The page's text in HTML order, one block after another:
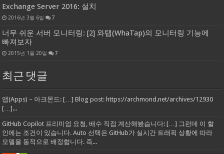
Exchange Server 2016: 설치
2016년 3월 6일 7
너무 쉬운 서버 모니터링: [2] 와탭(WhaTap)의 모니터링 기능에
빠져보자
2015년 1월 20일 7
최근 댓글
앱(Apps) – 아크몬드: […] Blog post: https://archmond.net/archives/12930
[…]...
GitHub Copilot 프리미엄 요청, 배수 직접 계산해봤습니다: […] 그런데 이 할
인에는 조건이 있습니다. Auto 선택은 GitHub가 실시간 트래픽 상황에 따라
모델을 동적으로 배정합니다. 즉...